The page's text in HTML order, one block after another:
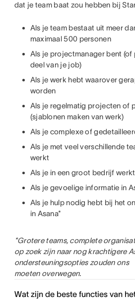
dat je team baat zou hebben bij
Als je team bestaat uit meer
maximaal 500 personen
Als je projectmanager bent
deel van je job)
Als je werk hebt waarover
worden
Als je regelmatig projecten of
(sjablonen maken van werk)
Als je complexe of
Als je met veel verschillende
werkt
Als je in een groot bedrijf
Als je gevoelige informatie in
Als je hulp nodig hebt bij het
in Asana*
*Grotere teams, complete
op zoek zijn naar nog krachtigere
ondersteuningsopties zouden ons
moeten overwegen.
Wat zijn de beste functies van